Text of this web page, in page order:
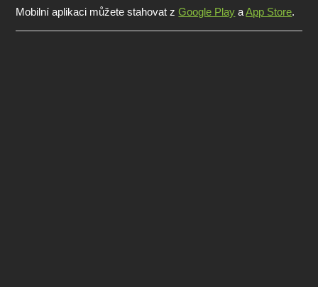
Mobilní aplikaci můžete stahovat zGoogle Play aApp Store.